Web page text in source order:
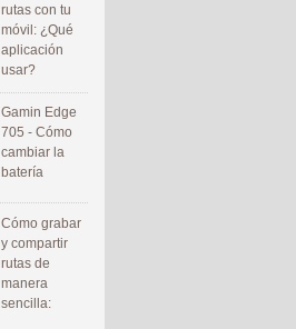
rutas con tu
móvil: ¿Qué
aplicación
usar?
Gamin Edge
705 - Cómo
cambiar la
batería
Cómo grabar
y compartir
rutas de
manera
sencilla: